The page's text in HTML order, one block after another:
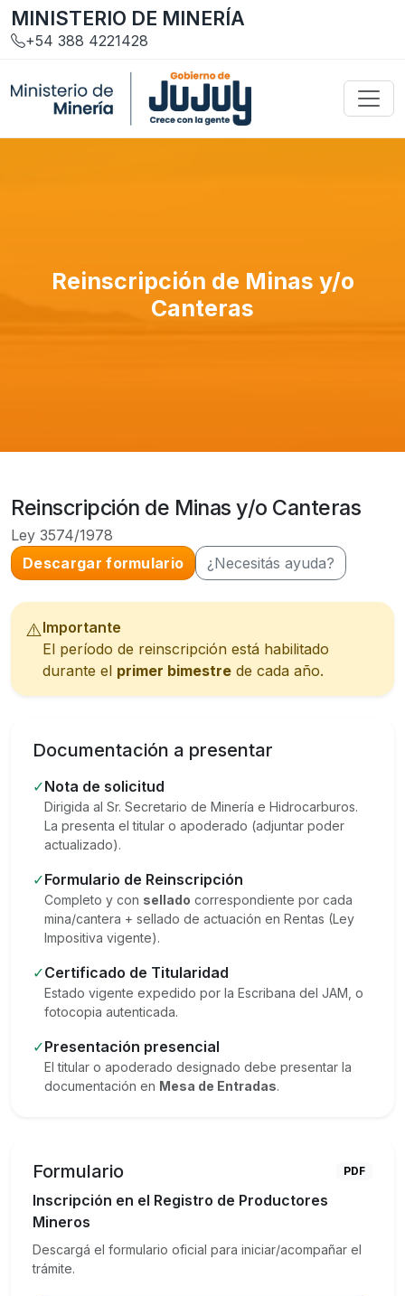
MINISTERIO DE MINERÍA
+54 388 4221428
Reinscripción de Minas y/o
Canteras
Reinscripción de Minas y/o Canteras
Ley 3574/1978
Descargar formulario
¿Necesitás ayuda?
⚠️Importante
El período de reinscripción está habilitado
durante el primer bimestre de cada año.
Documentación a presentar
✓Nota de solicitud
Dirigida al Sr. Secretario de Minería e Hidrocarburos.
La presenta el titular o apoderado (adjuntar poder
actualizado).
✓Formulario de Reinscripción
Completo y con sellado correspondiente por cada
mina/cantera + sellado de actuación en Rentas (Ley
Impositiva vigente).
✓Certificado de Titularidad
Estado vigente expedido por la Escribana del JAM, o
fotocopia autenticada.
✓Presentación presencial
El titular o apoderado designado debe presentar la
documentación en Mesa de Entradas.
Formulario PDF
Inscripción en el Registro de Productores
Mineros
Descargá el formulario oficial para iniciar/acompañar el
trámite.